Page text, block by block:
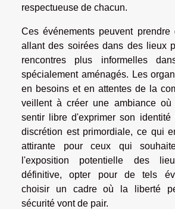
respectueuse de chacun.
Ces événements peuvent prendre
allant des soirées dans des lieux
rencontres plus informelles
spécialement aménagés. Les
en besoins et en attentes de la
veillent à créer une ambiance
sentir libre d'exprimer son identité
discrétion est primordiale, ce qui
attirante pour ceux qui
l'exposition potentielle des
définitive, opter pour de tels
choisir un cadre où la liberté
sécurité vont de pair.